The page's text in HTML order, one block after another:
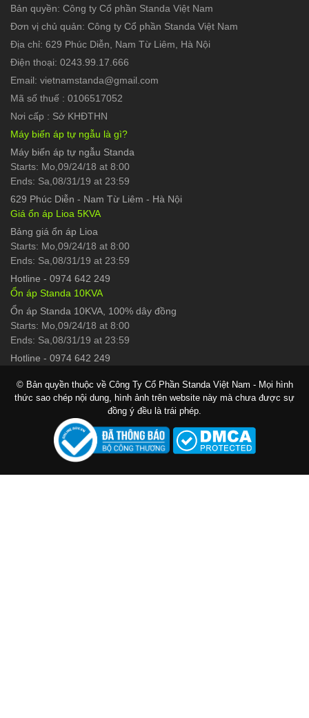
Bản quyền: Công ty Cổ phần Standa Việt Nam
Đơn vị chủ quản: Công ty Cổ phần Standa Việt Nam
Địa chỉ: 629 Phúc Diễn, Nam Từ Liêm, Hà Nội
Điện thoại: 0243.99.17.666
Email: vietnamstanda@gmail.com
Mã số thuế : 0106517052
Nơi cấp : Sở KHĐTHN
Máy biến áp tự ngẫu là gì?
Máy biến áp tự ngẫu Standa
Starts: Mo,09/24/18 at 8:00
Ends: Sa,08/31/19 at 23:59
629 Phúc Diễn - Nam Từ Liêm - Hà Nội
Giá ổn áp Lioa 5KVA
Bảng giá ổn áp Lioa
Starts: Mo,09/24/18 at 8:00
Ends: Sa,08/31/19 at 23:59
Hotline - 0974 642 249
Ổn áp Standa 10KVA
Ổn áp Standa 10KVA, 100% dây đồng
Starts: Mo,09/24/18 at 8:00
Ends: Sa,08/31/19 at 23:59
Hotline - 0974 642 249
© Bản quyền thuộc về Công Ty Cổ Phần Standa Việt Nam - Mọi hình
thức sao chép nội dung, hình ảnh trên website này mà chưa được sự
đồng ý đều là trái phép.